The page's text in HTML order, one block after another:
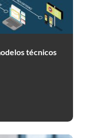
técnicos